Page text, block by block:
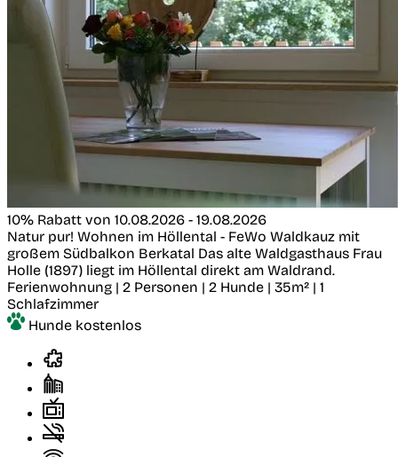
10% Rabatt von 10.08.2026 - 19.08.2026
Natur pur! Wohnen im Höllental - FeWo Waldkauz mit
großem Südbalkon Berkatal Das alte Waldgasthaus Frau
Holle (1897) liegt im Höllental direkt am Waldrand.
Ferienwohnung | 2 Personen | 2 Hunde | 35m² | 1
Schlafzimmer
Hunde kostenlos